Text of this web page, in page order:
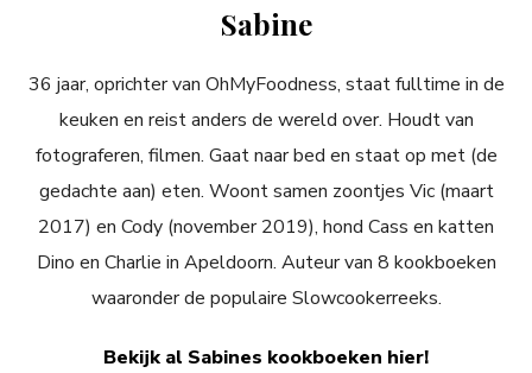
Sabine
36 jaar, oprichter van OhMyFoodness, staat fulltime in de
keuken en reist anders de wereld over. Houdt van
fotograferen, filmen. Gaat naar bed en staat op met (de
gedachte aan) eten. Woont samen zoontjes Vic (maart
2017) en Cody (november 2019), hond Cass en katten
Dino en Charlie in Apeldoorn. Auteur van 8 kookboeken
waaronder de populaire Slowcookerreeks.
Bekijk al Sabines kookboeken hier!